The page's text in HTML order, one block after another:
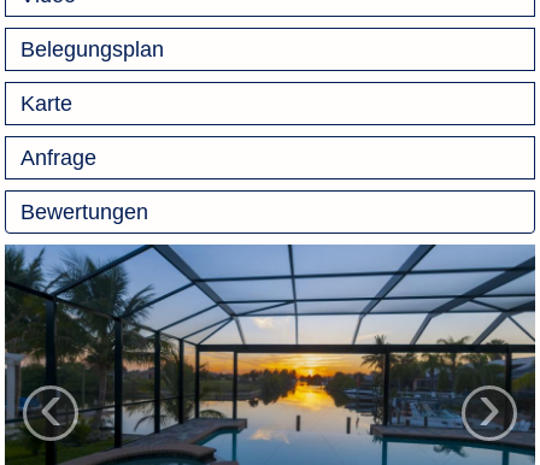
Belegungsplan
Karte
Anfrage
Bewertungen
‹ ›